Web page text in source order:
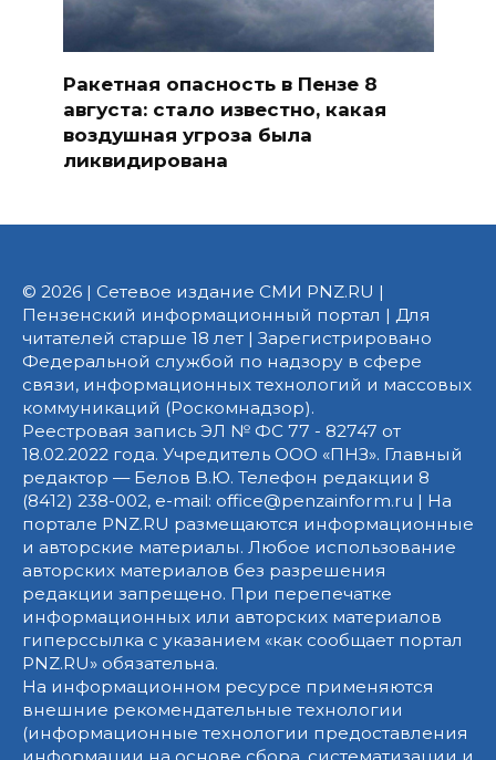
Ракетная опасность в Пензе 8
августа: стало известно, какая
воздушная угроза была
ликвидирована
© 2026 | Сетевое издание СМИ PNZ.RU |
Пензенский информационный портал | Для
читателей старше 18 лет | Зарегистрировано
Федеральной службой по надзору в сфере
связи, информационных технологий и массовых
коммуникаций (Роскомнадзор).
Реестровая запись ЭЛ № ФС 77 - 82747 от
18.02.2022 года. Учредитель ООО «ПНЗ». Главный
редактор — Белов В.Ю. Телефон редакции 8
(8412) 238-002, e-mail: office@penzainform.ru | На
портале PNZ.RU размещаются информационные
и авторские материалы. Любое использование
авторских материалов без разрешения
редакции запрещено. При перепечатке
информационных или авторских материалов
гиперссылка с указанием «как сообщает портал
PNZ.RU» обязательна.
На информационном ресурсе применяются
внешние рекомендательные технологии
(информационные технологии предоставления